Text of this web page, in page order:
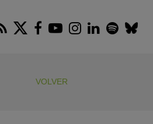
RSS Twitter
Facebook
Youtube
Instagram
LinkedIn
VOLVER